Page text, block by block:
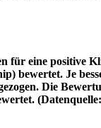
für eine positive
bewertet. Je
Die